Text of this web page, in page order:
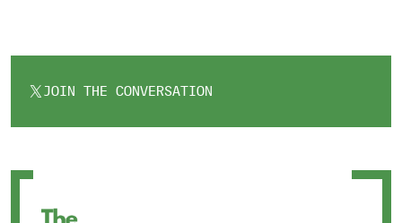
JOIN THE CONVERSATION
OPENS